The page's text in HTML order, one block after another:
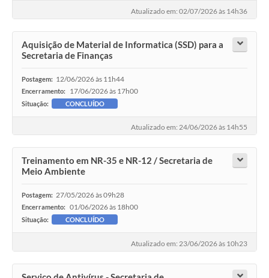
Atualizado em: 02/07/2026 às 14h36
Aquisição de Material de Informatica (SSD) para a
Secretaria de Finanças
Postagem: 12/06/2026 às 11h44
Encerramento: 17/06/2026 às 17h00
Situação: CONCLUÍDO
Atualizado em: 24/06/2026 às 14h55
Treinamento em NR-35 e NR-12 / Secretaria de
Meio Ambiente
Postagem: 27/05/2026 às 09h28
Encerramento: 01/06/2026 às 18h00
Situação: CONCLUÍDO
Atualizado em: 23/06/2026 às 10h23